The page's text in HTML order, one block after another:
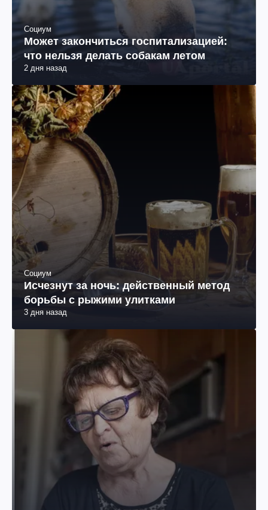
Социум
Может закончиться госпитализацией:
что нельзя делать собакам летом
2 дня назад
Социум
Исчезнут за ночь: действенный метод
борьбы с рыжими улитками
3 дня назад